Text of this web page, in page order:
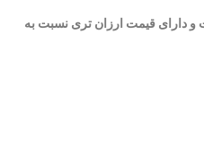
و دارای قیمت ارزان تری نسبت به